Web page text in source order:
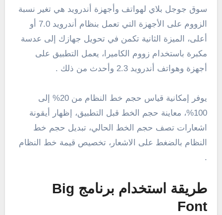
سوق جوجل بلاي لهواتف وأجهزة أندرويد هي تغير نسبة
الزووم على الأجهزة التي تعمل بنظام أندرويد 7.0 أو
أعلى، الميزة الثانية تكمن في تحويل جهازك إلى عدسة
مكبرة باستخدام زووم الكاميرا، يعمل التطبيق على
أجهزة وهواتف أندرويد 2.3 وأحدث من ذلك .
يوفر إمكانية قياس حجم خط النظام من 20% إلى
100%، معاينة حجم الخط قبل التطبيق، إظهار أيقونة
اشعارات تصف حجم الخط الحالي، تبديل حجم خط
النظام بالضغط على الاشعار، تخصيص قيمة خط النظام
.
طريقة استخدام برنامج Big
Font